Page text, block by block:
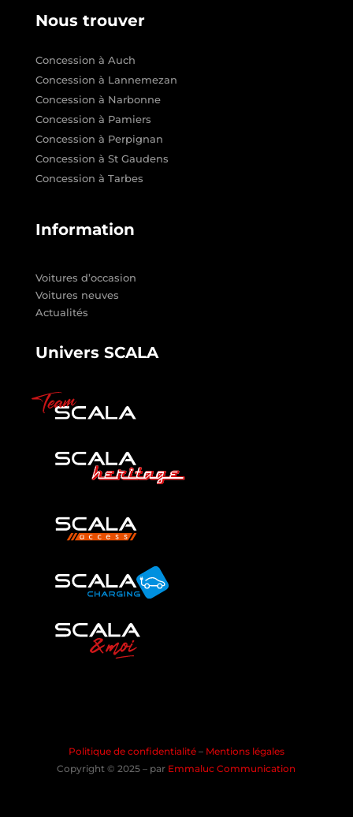
Nous trouver
Concession à Auch
Concession à Lannemezan
Concession à Narbonne
Concession à Pamiers
Concession à Perpignan
Concession à St Gaudens
Concession à Tarbes
Information
Voitures d’occasion
Voitures neuves
Actualités
Univers SCALA
Politique de confidentialité – Mentions légales
Copyright © 2025 – par Emmaluc Communication